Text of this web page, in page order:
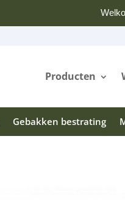
Producten
Gebakken bestrating